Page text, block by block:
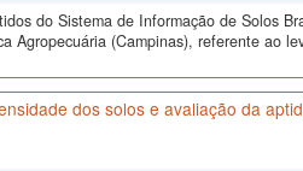
do Sistema de Informação de Solos
Agropecuária (Campinas), referente ao
dos solos e avaliação da